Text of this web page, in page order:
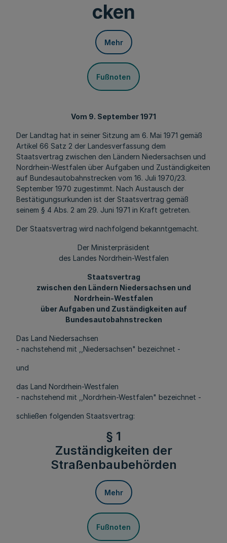
cken
Mehr
Fußnoten
Vom 9. September 1971
Der Landtag hat in seiner Sitzung am 6. Mai 1971 gemäß
Artikel 66 Satz 2 der Landesverfassung dem
Staatsvertrag zwischen den Ländern Niedersachsen und
Nordrhein-Westfalen über Aufgaben und Zuständigkeiten
auf Bundesautobahnstrecken vom 16. Juli 1970/23.
September 1970 zugestimmt. Nach Austausch der
Bestätigungsurkunden ist der Staatsvertrag gemäß
seinem § 4 Abs. 2 am 29. Juni 1971 in Kraft getreten.
Der Staatsvertrag wird nachfolgend bekanntgemacht.
Der Ministerpräsident
des Landes Nordrhein-Westfalen
Staatsvertrag
zwischen den Ländern Niedersachsen und
Nordrhein-Westfalen
über Aufgaben und Zuständigkeiten auf
Bundesautobahnstrecken
Das Land Niedersachsen
- nachstehend mit ,,Niedersachsen" bezeichnet -
und
das Land Nordrhein-Westfalen
- nachstehend mit ,,Nordrhein-Westfalen" bezeichnet -
schließen folgenden Staatsvertrag:
§ 1
Zuständigkeiten der
Straßenbaubehörden
Mehr
Fußnoten